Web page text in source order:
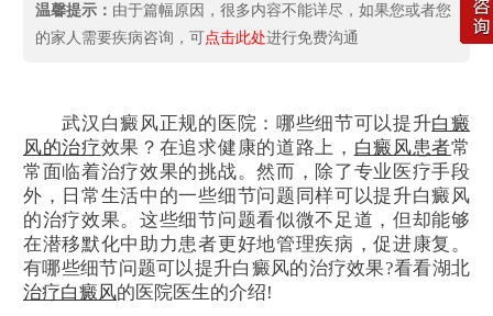
温馨提示： 由于篇幅原因，很多内容不能详尽，如果您或者您
的家人需要疾病咨询，可点击此处进行免费沟通
武汉白癜风正规的医院：哪些细节可以提升白癜
风的治疗效果？在追求健康的道路上， 白癜风患者常
常面临着治疗效果的挑战。然而，除了专业医疗手段
外，日常生活中的一些细节问题同样可以提升白癜风
的治疗效果。这些细节问题看似微不足道，但却能够
在潜移默化中助力患者更好地管理疾病，促进康复。
有哪些细节问题可以提升白癜风的治疗效果?看看湖北
治疗白癜风的医院医生的介绍!